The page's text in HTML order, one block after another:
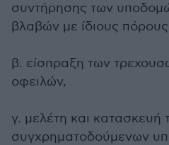
συντήρησης των
βλαβών με ίδιους
β. είσπραξη των
οφειλών,
γ. μελέτη και κατασκευή
συγχρηματοδούμενων